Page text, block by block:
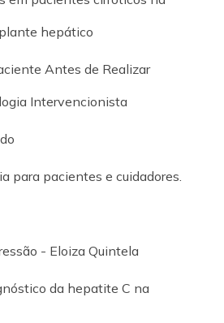
hepático
Antes de Realizar
Intervencionista
para pacientes e cuidadores.
- Eloiza Quintela
da hepatite C na